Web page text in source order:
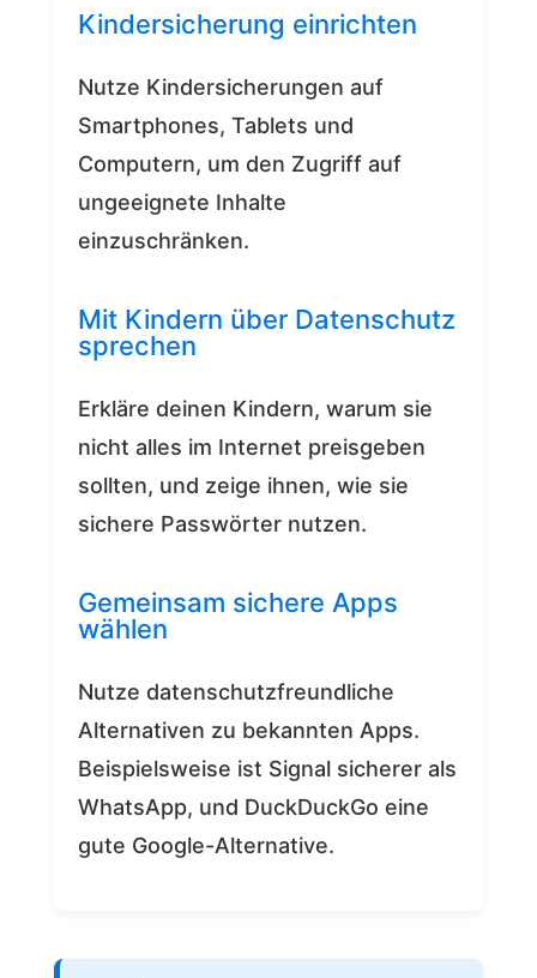
Kindersicherung einrichten
Nutze Kindersicherungen auf
Smartphones, Tablets und
Computern, um den Zugriff auf
ungeeignete Inhalte
einzuschränken.
Mit Kindern über Datenschutz
sprechen
Erkläre deinen Kindern, warum sie
nicht alles im Internet preisgeben
sollten, und zeige ihnen, wie sie
sichere Passwörter nutzen.
Gemeinsam sichere Apps
wählen
Nutze datenschutzfreundliche
Alternativen zu bekannten Apps.
Beispielsweise ist Signal sicherer als
WhatsApp, und DuckDuckGo eine
gute Google-Alternative.